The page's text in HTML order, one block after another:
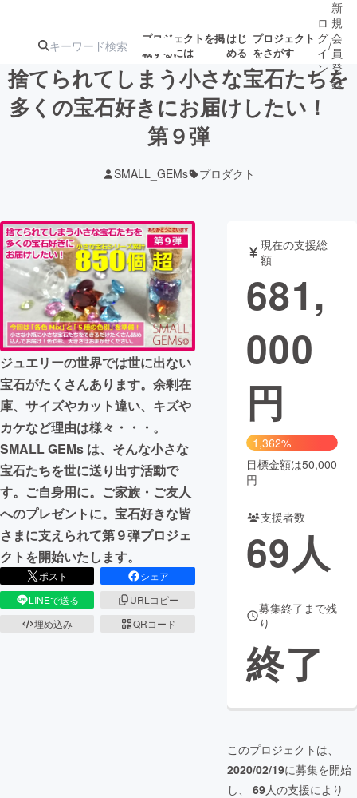
プロジェクトを掲
載するには
はじ
める
プロジェクト
をさがす
注目の新着プロ募集終了が近いプ
テクノロジー・ガジェット
映像・映画 書籍・雑誌
ビジネス・起業 チャレンジ
まちづくり・地域活性化
CAMPFIRE for Social Good
CAMPFIRE Creation
CAMPFIREふるさと納税machi-ya コミュニティ
ロ
グ
イ
ン
/
新
規
会
員
登
録
捨てられてしまう小さな宝石たちを
多くの宝石好きにお届けしたい！
第９弾
SMALL_GEMs プロダクト
ジュエリーの世界では世に出ない
宝石がたくさんあります。余剰在
庫、サイズやカット違い、キズや
カケなど理由は様々・・・。
SMALL GEMs は、そんな小さな
宝石たちを世に送り出す活動で
す。ご自身用に。ご家族・ご友人
へのプレゼントに。宝石好きな皆
さまに支えられて第９弾プロジェ
クトを開始いたします。
ポスト
シェア
LINEで送る
URLコピー
埋め込み
QRコード
現在の支援総
額
681,
000
円
1,362%
目標金額は50,000
円
支援者数
69人
募集終了まで残
り
終了
このプロジェクトは、
2020/02/19に募集を開始
し、 69人の支援により